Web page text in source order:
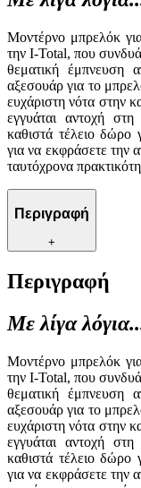
Μοντέρνο μπρελόκ
την I-Total, που
θεματική έμπνευση
αξεσουάρ για το
ευχάριστη νότα στην
εγγυάται αντοχή
καθιστά τέλειο δώρο
για να εκφράσετε την
ταυτόχρονα
Περιγραφή
+
Περιγραφή
Με λίγα
Μοντέρνο μπρελόκ
την I-Total, που
θεματική έμπνευση
αξεσουάρ για το
ευχάριστη νότα στην
εγγυάται αντοχή
καθιστά τέλειο δώρο
για να εκφράσετε την